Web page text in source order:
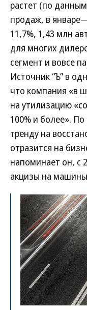
растет (по
продаж, в
11,7%, 1,43 млн
для многих
сегмент и вовсе
Источник “Ъ” в
что компания «в
на утилизацию
100% и более».
тренду на
отразится на
напоминает он, с
акцизы на